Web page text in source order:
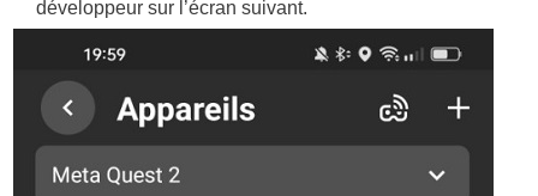
développeur sur l’écran suivant.